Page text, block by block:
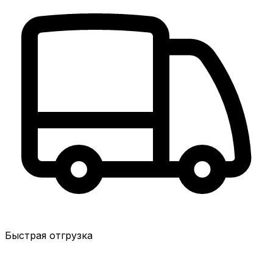
Быстрая отгрузка